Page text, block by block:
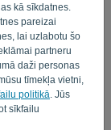
kā sīkdatnes.
pareizai
lai uzlabotu šo
partneru
daži personas
tīmekļa vietni,
politikā . Jūs
sīkfailu